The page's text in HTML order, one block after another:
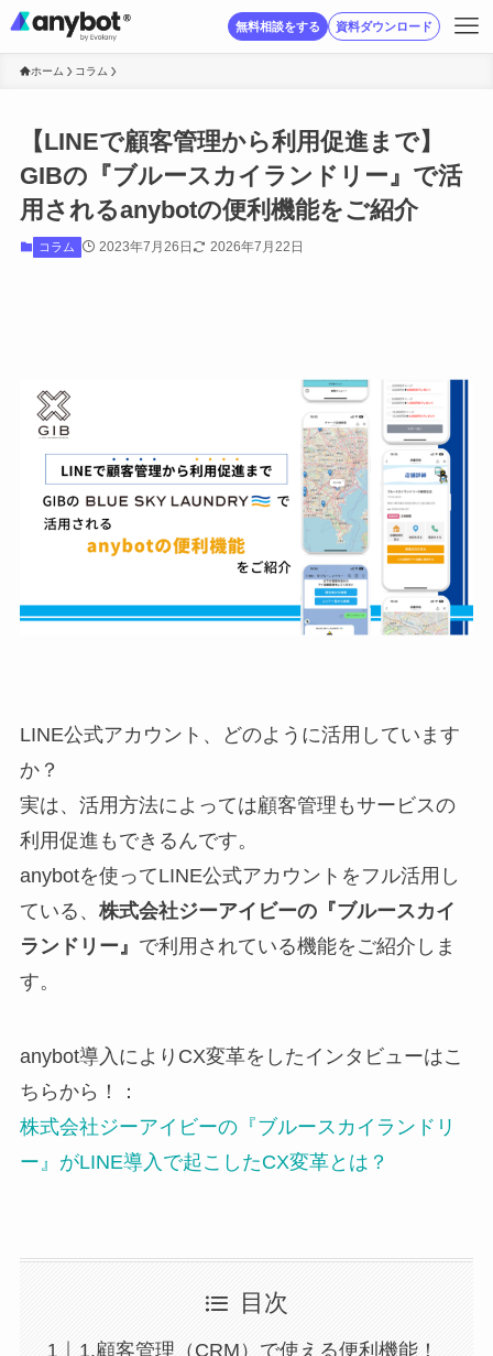
無料相談をする 資料ダウンロード
ホーム コラム
【LINEで顧客管理から利用促進まで】
GIBの『ブルースカイランドリー』で活
用されるanybotの便利機能をご紹介
コラム 2023年7月26日 2026年7月22日
LINE公式アカウント、どのように活用しています
か？
実は、活用方法によっては顧客管理もサービスの
利用促進もできるんです。
anybotを使ってLINE公式アカウントをフル活用し
ている、 株式会社ジーアイビーの『ブルースカイ
ランドリー』 で利用されている機能をご紹介しま
す。
anybot導入によりCX変革をしたインタビューはこ
ちらから！：
株式会社ジーアイビーの『ブルースカイランドリ
ー』がLINE導入で起こしたCX変革とは？
目次
1.顧客管理（CRM）で使える便利機能！